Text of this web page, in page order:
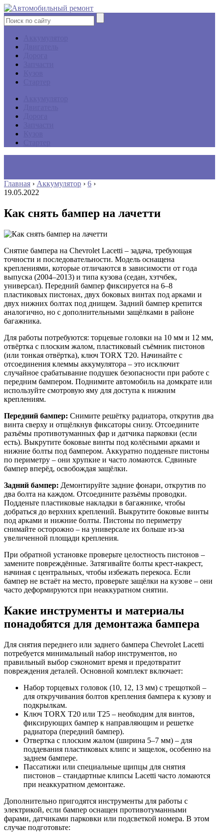
Главная › Аккумулятор › 6 ›
19.05.2022
Как снять бампер на лачетти
Снятие бампера на Chevrolet Lacetti – задача, требующая
точности и последовательности. Модель оснащена
креплениями, которые отличаются в зависимости от года
выпуска (2004–2013) и типа кузова (седан, хэтчбек,
универсал). Передний бампер фиксируется на 6–8
пластиковых пистонах, двух боковых винтах под арками и
двух нижних болтах под днищем. Задний бампер крепится
аналогично, но с дополнительными защёлками в районе
багажника.
Для работы потребуются: торцевые головки на 10 мм и 12 мм,
отвёртка с плоским жалом, пластиковый съёмник пистонов
(или тонкая отвёртка), ключ TORX T20. Начинайте с
отсоединения клеммы аккумулятора – это исключит
случайное срабатывание подушек безопасности при работе с
передним бампером. Поднимите автомобиль на домкрате или
используйте смотровую яму для доступа к нижним
креплениям.
Передний бампер: Снимите решётку радиатора, открутив два
винта сверху и отщёлкнув фиксаторы снизу. Отсоедините
разъёмы противотуманных фар и датчика парковки (если
есть). Выкрутите боковые винты под колёсными арками и
нижние болты под бампером. Аккуратно подденьте пистоны
по периметру – они хрупкие и часто ломаются. Сдвиньте
бампер вперёд, освобождая защёлки.
Задний бампер: Демонтируйте задние фонари, открутив по
два болта на каждом. Отсоедините разъёмы проводки.
Подденьте пластиковые накладки в багажнике, чтобы
добраться до верхних креплений. Выкрутите боковые винты
под арками и нижние болты. Пистоны по периметру
снимайте осторожно – на универсале их больше из-за
увеличенной площади крепления.
При обратной установке проверьте целостность пистонов –
замените повреждённые. Затягивайте болты крест-накрест,
начиная с центральных, чтобы избежать перекоса. Если
бампер не встаёт на место, проверьте защёлки на кузове – они
часто деформируются при неаккуратном снятии.
Какие инструменты и материалы
понадобятся для демонтажа бампера
Для снятия переднего или заднего бампера Chevrolet Lacetti
потребуется минимальный набор инструментов, но
правильный выбор сэкономит время и предотвратит
повреждения деталей. Основной комплект включает:
Набор торцевых головок (10, 12, 13 мм) с трещоткой –
для откручивания болтов крепления бампера к кузову и
подкрылкам.
Ключ TORX T20 или T25 – необходим для винтов,
фиксирующих бампер к направляющим и решетке
радиатора (передний бампер).
Отвертка с плоским жалом (ширина 5–7 мм) – для
поддевания пластиковых клипс и защелок, особенно на
заднем бампере.
Пассатижи или специальные щипцы для снятия
пистонов – стандартные клипсы Lacetti часто ломаются
при неаккуратном демонтаже.
Дополнительно пригодятся инструменты для работы с
электрикой, если бампер оснащен противотуманными
фарами, датчиками парковки или подсветкой номера. В этом
случае подготовьте: